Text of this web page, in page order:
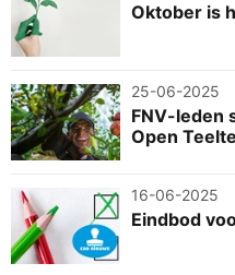
Oktober is
25-06-2025
FNV-leden
Open
16-06-2025
Eindbod